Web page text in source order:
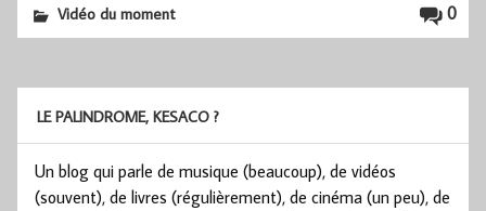
0
Vidéo du moment
LE PALINDROME, KESACO ?
Un blog qui parle de musique (beaucoup), de vidéos
(souvent), de livres (régulièrement), de cinéma (un peu), de